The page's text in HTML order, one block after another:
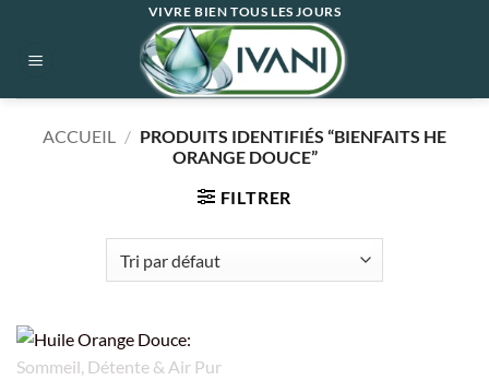
contenu
VIVRE BIEN TOUS LES JOURS
ACCUEIL / PRODUITS IDENTIFIÉS “BIENFAITS HE
ORANGE DOUCE”
FILTRER